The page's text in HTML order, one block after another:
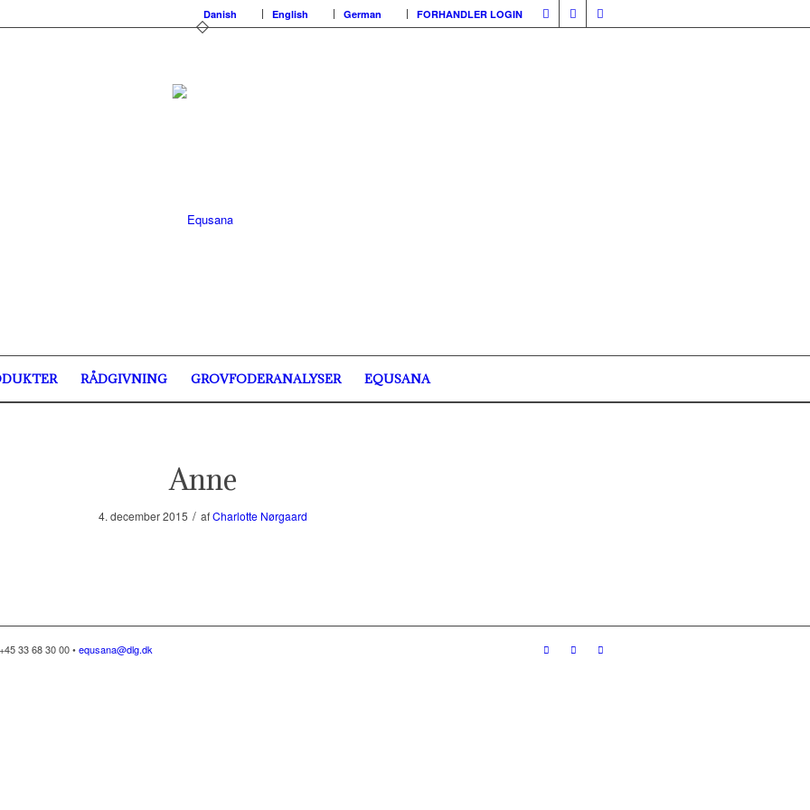
Danish English German FORHANDLER LOGIN
RÅDGIVNING GROVFODERANALYSER EQUSANA
Anne
4. december 2015 / afCharlotte Nørgaard
33 68 30 00 •equsana@dlg.dk